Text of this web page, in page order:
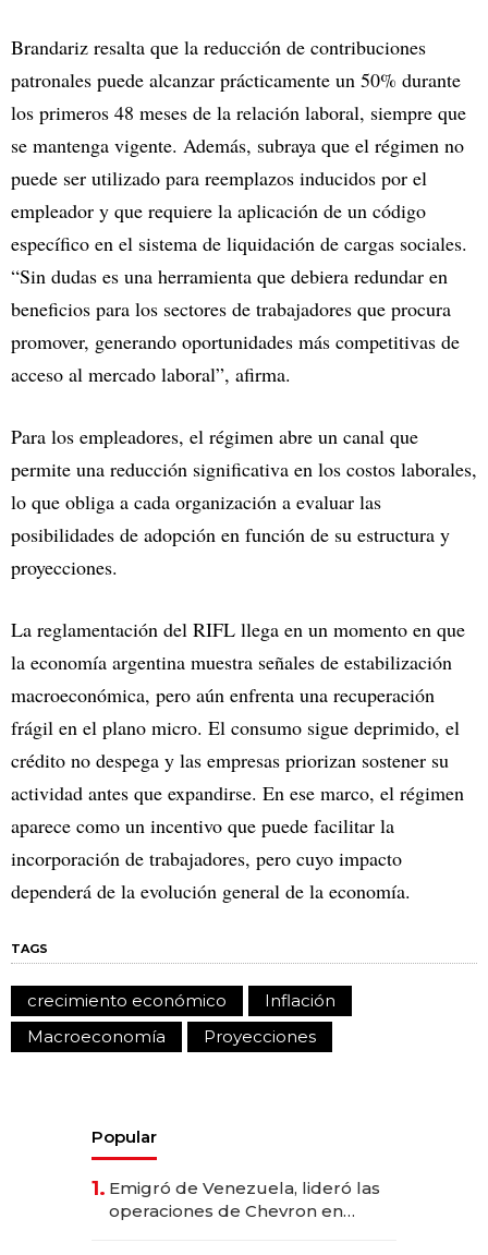
Brandariz resalta que la reducción de contribuciones
patronales puede alcanzar prácticamente un 50% durante
los primeros 48 meses de la relación laboral, siempre que
se mantenga vigente. Además, subraya que el régimen no
puede ser utilizado para reemplazos inducidos por el
empleador y que requiere la aplicación de un código
específico en el sistema de liquidación de cargas sociales.
“Sin dudas es una herramienta que debiera redundar en
beneficios para los sectores de trabajadores que procura
promover, generando oportunidades más competitivas de
acceso al mercado laboral”, afirma.
Para los empleadores, el régimen abre un canal que
permite una reducción significativa en los costos laborales,
lo que obliga a cada organización a evaluar las
posibilidades de adopción en función de su estructura y
proyecciones.
La reglamentación del RIFL llega en un momento en que
la economía argentina muestra señales de estabilización
macroeconómica, pero aún enfrenta una recuperación
frágil en el plano micro. El consumo sigue deprimido, el
crédito no despega y las empresas priorizan sostener su
actividad antes que expandirse. En ese marco, el régimen
aparece como un incentivo que puede facilitar la
incorporación de trabajadores, pero cuyo impacto
dependerá de la evolución general de la economía.
TAGS
crecimiento económico
Inflación
Macroeconomía
Proyecciones
Popular
1. Emigró de Venezuela, lideró las
operaciones de Chevron en